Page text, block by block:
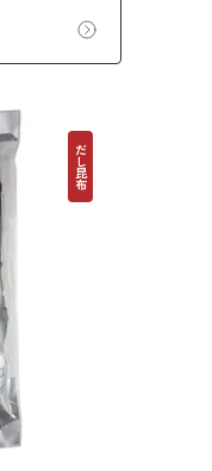
だし昆布